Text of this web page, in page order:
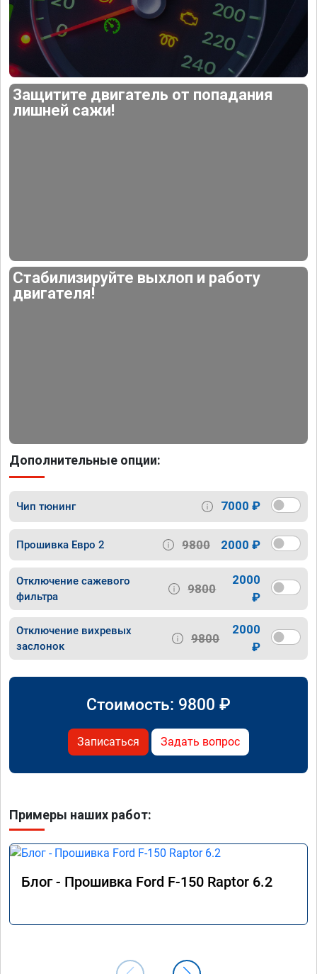
Защитите двигатель от попадания
лишней сажи!
Стабилизируйте выхлоп и работу
двигателя!
Дополнительные опции:
Чип тюнинг 7000 ₽
Прошивка Евро 2 9800 2000 ₽
Отключение сажевого
фильтра
9800
2000
₽
Отключение вихревых
заслонок
9800
2000
₽
Стоимость: 9800 ₽
Записаться Задать вопрос
Примеры наших работ:
Блог - Прошивка Ford F-150 Raptor 6.2